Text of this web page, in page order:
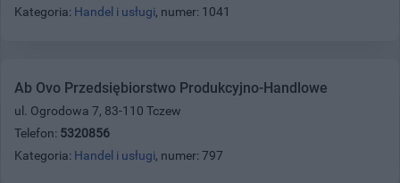
Kategoria: Handel i usługi, numer: 1041
Ab Ovo Przedsiębiorstwo Produkcyjno-Handlowe
ul. Ogrodowa 7, 83-110 Tczew
Telefon: 5320856
Kategoria: Handel i usługi, numer: 797